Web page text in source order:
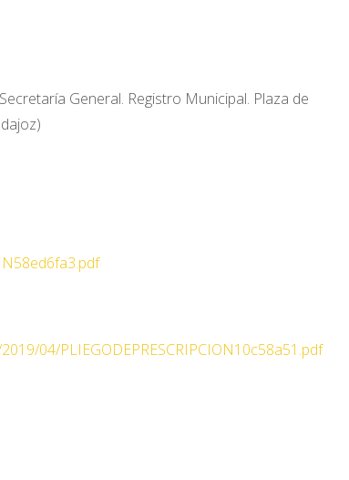
General. Registro Municipal. Plaza de
04/PLIEGODEPRESCRIPCION10c58a51.pdf